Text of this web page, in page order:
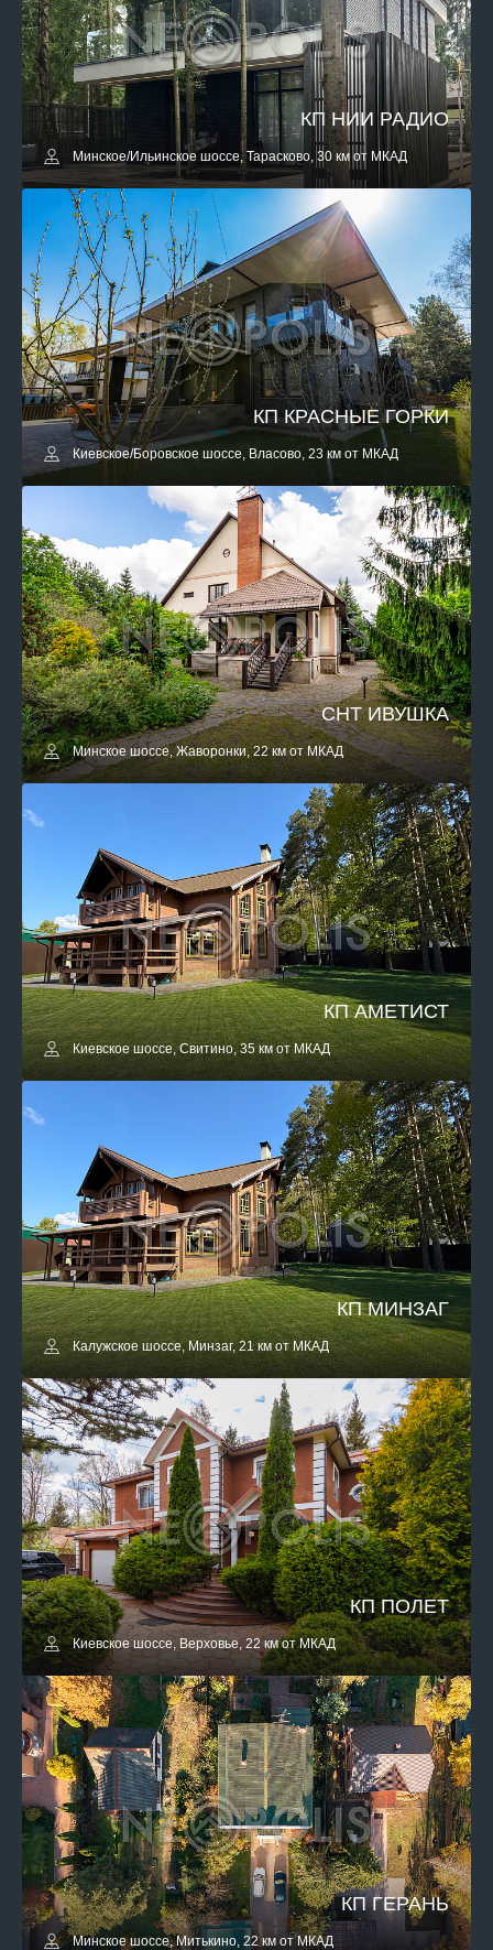
КП НИИ РАДИО
Минское/Ильинское шоссе, Тарасково, 30 км от МКАД
КП КРАСНЫЕ ГОРКИ
Киевское/Боровское шоссе, Власово, 23 км от МКАД
СНТ ИВУШКА
Минское шоссе, Жаворонки, 22 км от МКАД
КП АМЕТИСТ
Киевское шоссе, Свитино, 35 км от МКАД
КП МИНЗАГ
Калужское шоссе, Минзаг, 21 км от МКАД
КП ПОЛЕТ
Киевское шоссе, Верховье, 22 км от МКАД
КП ГЕРАНЬ
Минское шоссе, Митькино, 22 км от МКАД